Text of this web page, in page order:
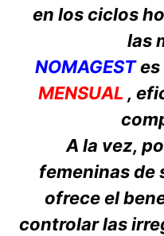
en los ciclos
las
NOMAGESTes
MENSUAL ,
A la vez,
femeninas de
ofrece el
controlar las